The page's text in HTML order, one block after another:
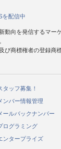
を配信中
向を発信するマー
商標権者の登録商
タッフ募集！
ンバー情報管理
ールバックナンバー
ログラミング
ンタープライズ